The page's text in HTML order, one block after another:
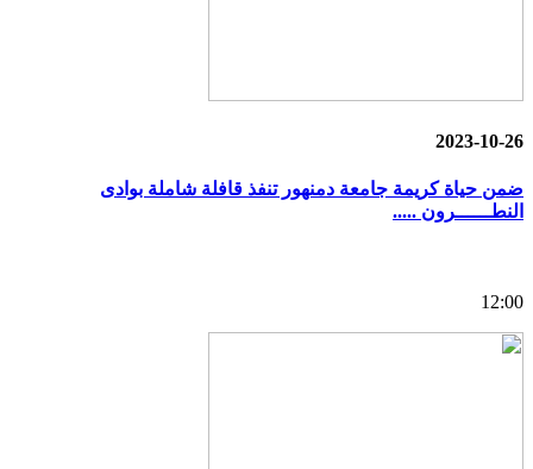
2023-10-26
ضمن حياة كريمة جامعة دمنهور تنفذ قافلة شاملة بوادى
النطــــــرون .....
12:00